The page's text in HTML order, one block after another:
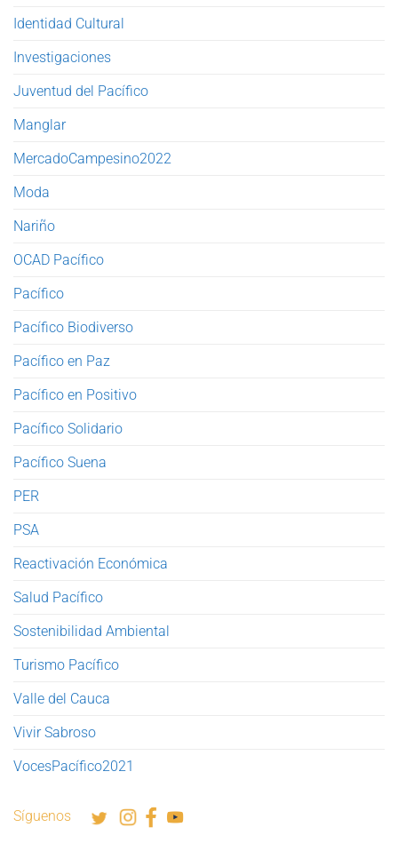
Identidad Cultural
Investigaciones
Juventud del Pacífico
Manglar
MercadoCampesino2022
Moda
Nariño
OCAD Pacífico
Pacífico
Pacífico Biodiverso
Pacífico en Paz
Pacífico en Positivo
Pacífico Solidario
Pacífico Suena
PER
PSA
Reactivación Económica
Salud Pacífico
Sostenibilidad Ambiental
Turismo Pacífico
Valle del Cauca
Vivir Sabroso
VocesPacífico2021
Síguenos